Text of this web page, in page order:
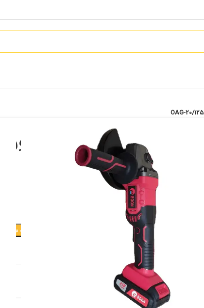
تومان
افزودن به سبد
افزودن به علاقه مندی
برقی و شارژی , مینی فرز